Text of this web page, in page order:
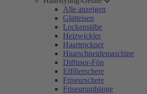
Alle anzeigen
Glätteisen
Lockenstäbe
Heizwickler
Haartrockner
Haarschneidemaschine
Diffusor-Fön
Effilierschere
Friseurschere
Friseurumhänge